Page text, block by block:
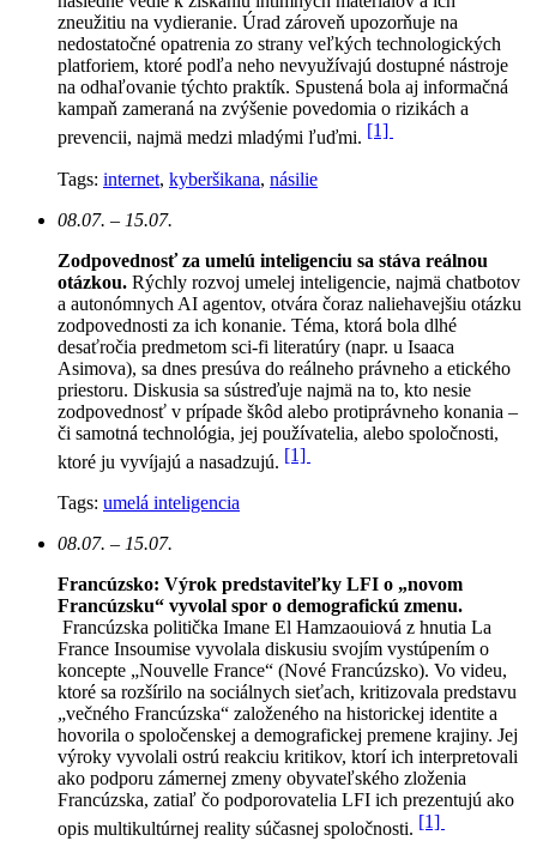
zneužitiu na vydieranie. Úrad zároveň upozorňuje na
nedostatočné opatrenia zo strany veľkých technologických
platforiem, ktoré podľa neho nevyužívajú dostupné nástroje
na odhaľovanie týchto praktík. Spustená bola aj informačná
kampaň zameraná na zvýšenie povedomia o rizikách a
prevencii, najmä medzi mladými ľuďmi. [1]
Tags: internet, kyberšikana, násilie
08.07. – 15.07.
Zodpovednosť za umelú inteligenciu sa stáva reálnou
otázkou. Rýchly rozvoj umelej inteligencie, najmä chatbotov
a autonómnych AI agentov, otvára čoraz naliehavejšiu otázku
zodpovednosti za ich konanie. Téma, ktorá bola dlhé
desaťročia predmetom sci-fi literatúry (napr. u Isaaca
Asimova), sa dnes presúva do reálneho právneho a etického
priestoru. Diskusia sa sústreďuje najmä na to, kto nesie
zodpovednosť v prípade škôd alebo protiprávneho konania –
či samotná technológia, jej používatelia, alebo spoločnosti,
ktoré ju vyvíjajú a nasadzujú. [1]
Tags: umelá inteligencia
08.07. – 15.07.
Francúzsko: Výrok predstaviteľky LFI o „novom
Francúzsku“ vyvolal spor o demografickú zmenu.
Francúzska politička Imane El Hamzaouiová z hnutia La
France Insoumise vyvolala diskusiu svojím vystúpením o
koncepte „Nouvelle France“ (Nové Francúzsko). Vo videu,
ktoré sa rozšírilo na sociálnych sieťach, kritizovala predstavu
„večného Francúzska“ založeného na historickej identite a
hovorila o spoločenskej a demografickej premene krajiny. Jej
výroky vyvolali ostrú reakciu kritikov, ktorí ich interpretovali
ako podporu zámernej zmeny obyvateľského zloženia
Francúzska, zatiaľ čo podporovatelia LFI ich prezentujú ako
opis multikultúrnej reality súčasnej spoločnosti. [1]